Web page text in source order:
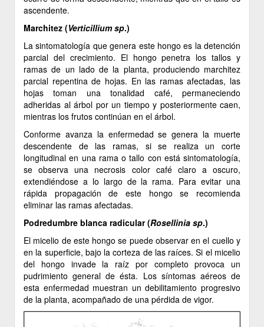
ascendente.
Marchitez (Verticillium sp.)
La sintomatología que genera este hongo es la detención
parcial del crecimiento. El hongo penetra los tallos y
ramas de un lado de la planta, produciendo marchitez
parcial repentina de hojas. En las ramas afectadas, las
hojas toman una tonalidad café, permaneciendo
adheridas al árbol por un tiempo y posteriormente caen,
mientras los frutos continúan en el árbol.
Conforme avanza la enfermedad se genera la muerte
descendente de las ramas, si se realiza un corte
longitudinal en una rama o tallo con está sintomatología,
se observa una necrosis color café claro a oscuro,
extendiéndose a lo largo de la rama. Para evitar una
rápida propagación de este hongo se recomienda
eliminar las ramas afectadas.
Podredumbre blanca radicular (Rosellinia sp.)
El micelio de este hongo se puede observar en el cuello y
en la superficie, bajo la corteza de las raíces. Si el micelio
del hongo invade la raíz por completo provoca un
pudrimiento general de ésta. Los síntomas aéreos de
esta enfermedad muestran un debilitamiento progresivo
de la planta, acompañado de una pérdida de vigor.